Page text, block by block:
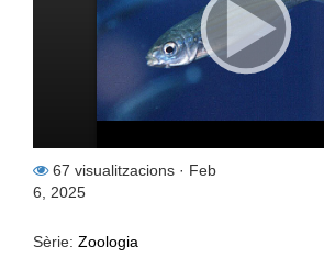
67 visualitzacions · Feb
6, 2025
Sèrie: Zoologia